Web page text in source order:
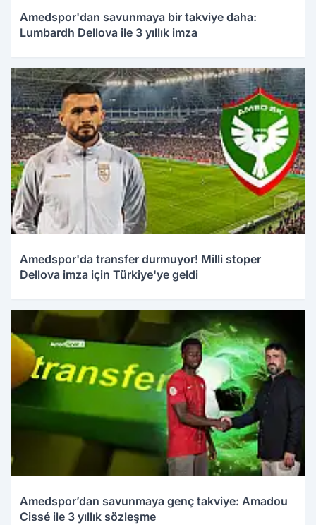
Amedspor'dan savunmaya bir takviye daha:
Lumbardh Dellova ile 3 yıllık imza
Amedspor'da transfer durmuyor! Milli stoper
Dellova imza için Türkiye'ye geldi
Amedspor’dan savunmaya genç takviye: Amadou
Cissé ile 3 yıllık sözleşme